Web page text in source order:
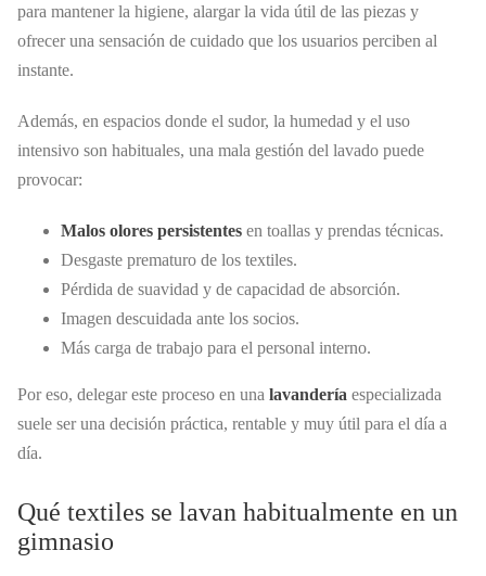
para mantener la higiene, alargar la vida útil de las piezas y
ofrecer una sensación de cuidado que los usuarios perciben al
instante.
Además, en espacios donde el sudor, la humedad y el uso
intensivo son habituales, una mala gestión del lavado puede
provocar:
Malos olores persistentes en toallas y prendas técnicas.
Desgaste prematuro de los textiles.
Pérdida de suavidad y de capacidad de absorción.
Imagen descuidada ante los socios.
Más carga de trabajo para el personal interno.
Por eso, delegar este proceso en una lavandería especializada
suele ser una decisión práctica, rentable y muy útil para el día a
día.
Qué textiles se lavan habitualmente en un
gimnasio